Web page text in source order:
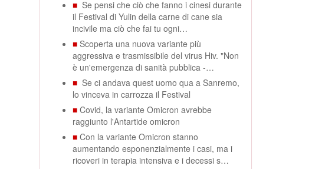
■ Se pensi che ciò che fanno i cinesi durante
il Festival di Yulin della carne di cane sia
incivile ma ciò che fai tu ogni…
■ Scoperta una nuova variante più
aggressiva e trasmissibile del virus Hiv. "Non
è un'emergenza di sanità pubblica -…
■ Se ci andava quest uomo qua a Sanremo,
lo vinceva in carrozza il Festival
■ Covid, la variante Omicron avrebbe
raggiunto l'Antartide omicron
■ Con la variante Omicron stanno
aumentando esponenzialmente i casi, ma i
ricoveri in terapia intensiva e i decessi s…